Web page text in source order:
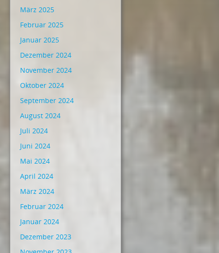
März 2025
Februar 2025
Januar 2025
Dezember 2024
November 2024
Oktober 2024
September 2024
August 2024
Juli 2024
Juni 2024
Mai 2024
April 2024
März 2024
Februar 2024
Januar 2024
Dezember 2023